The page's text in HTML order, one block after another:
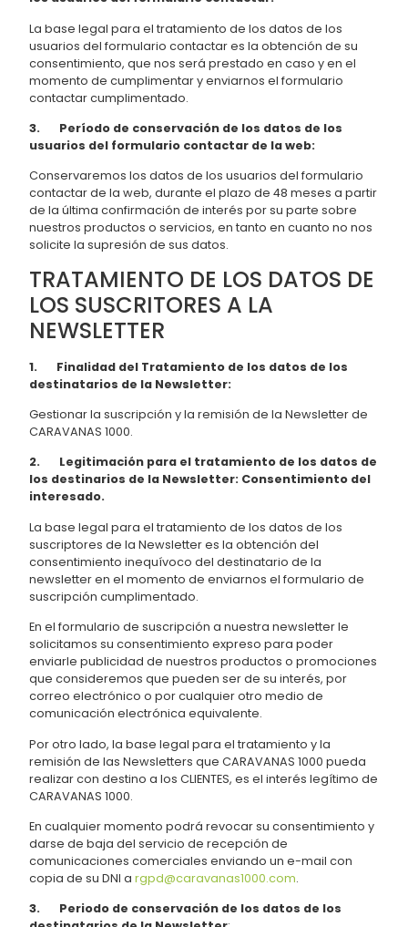
La base legal para el tratamiento de los datos de los
usuarios del formulario contactar es la obtención de su
consentimiento, que nos será prestado en caso y en el
momento de cumplimentar y enviarnos el formulario
contactar cumplimentado.
3. Período de conservación de los datos de los
usuarios del formulario contactar de la web:
Conservaremos los datos de los usuarios del formulario
contactar de la web, durante el plazo de 48 meses a partir
de la última confirmación de interés por su parte sobre
nuestros productos o servicios, en tanto en cuanto no nos
solicite la supresión de sus datos.
TRATAMIENTO DE LOS DATOS DE
LOS SUSCRITORES A LA
NEWSLETTER
1. Finalidad del Tratamiento de los datos de los
destinatarios de la Newsletter:
Gestionar la suscripción y la remisión de la Newsletter de
CARAVANAS 1000.
2. Legitimación para el tratamiento de los datos de
los destinarios de la Newsletter: Consentimiento del
interesado.
La base legal para el tratamiento de los datos de los
suscriptores de la Newsletter es la obtención del
consentimiento inequívoco del destinatario de la
newsletter en el momento de enviarnos el formulario de
suscripción cumplimentado.
En el formulario de suscripción a nuestra newsletter le
solicitamos su consentimiento expreso para poder
enviarle publicidad de nuestros productos o promociones
que consideremos que pueden ser de su interés, por
correo electrónico o por cualquier otro medio de
comunicación electrónica equivalente.
Por otro lado, la base legal para el tratamiento y la
remisión de las Newsletters que CARAVANAS 1000 pueda
realizar con destino a los CLIENTES, es el interés legítimo de
CARAVANAS 1000.
En cualquier momento podrá revocar su consentimiento y
darse de baja del servicio de recepción de
comunicaciones comerciales enviando un e-mail con
copia de su DNI a rgpd@caravanas1000.com.
3. Periodo de conservación de los datos de los